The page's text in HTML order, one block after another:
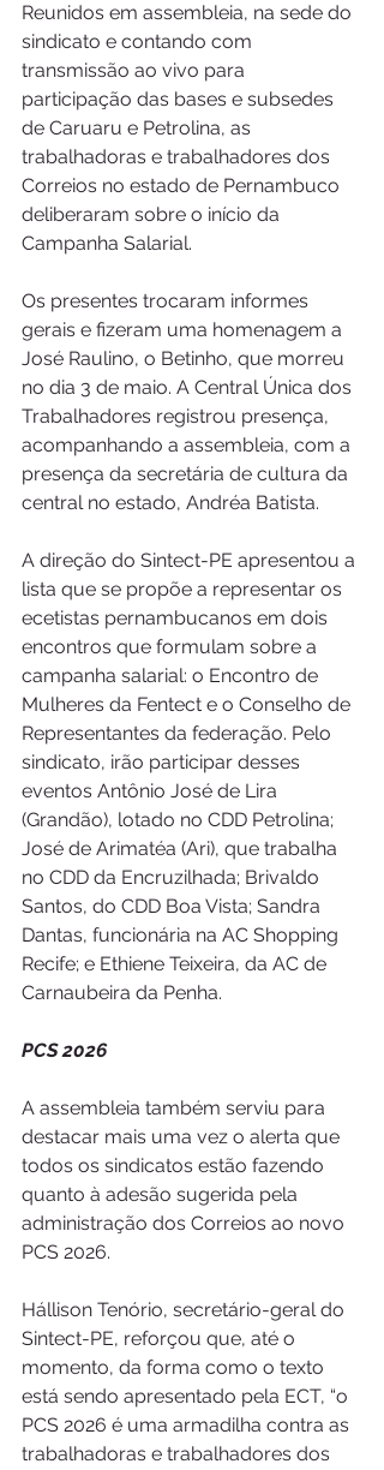
Reunidos em assembleia, na sede do
sindicato e contando com
transmissão ao vivo para
participação das bases e subsedes
de Caruaru e Petrolina, as
trabalhadoras e trabalhadores dos
Correios no estado de Pernambuco
deliberaram sobre o início da
Campanha Salarial.
Os presentes trocaram informes
gerais e fizeram uma homenagem a
José Raulino, o Betinho, que morreu
no dia 3 de maio. A Central Única dos
Trabalhadores registrou presença,
acompanhando a assembleia, com a
presença da secretária de cultura da
central no estado, Andréa Batista.
A direção do Sintect-PE apresentou a
lista que se propõe a representar os
ecetistas pernambucanos em dois
encontros que formulam sobre a
campanha salarial: o Encontro de
Mulheres da Fentect e o Conselho de
Representantes da federação. Pelo
sindicato, irão participar desses
eventos Antônio José de Lira
(Grandão), lotado no CDD Petrolina;
José de Arimatéa (Ari), que trabalha
no CDD da Encruzilhada; Brivaldo
Santos, do CDD Boa Vista; Sandra
Dantas, funcionária na AC Shopping
Recife; e Ethiene Teixeira, da AC de
Carnaubeira da Penha.
PCS 2026
A assembleia também serviu para
destacar mais uma vez o alerta que
todos os sindicatos estão fazendo
quanto à adesão sugerida pela
administração dos Correios ao novo
PCS 2026.
Hállison Tenório, secretário-geral do
Sintect-PE, reforçou que, até o
momento, da forma como o texto
está sendo apresentado pela ECT, “o
PCS 2026 é uma armadilha contra as
trabalhadoras e trabalhadores dos